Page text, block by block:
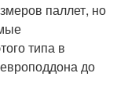
паллет, но
типа в
до